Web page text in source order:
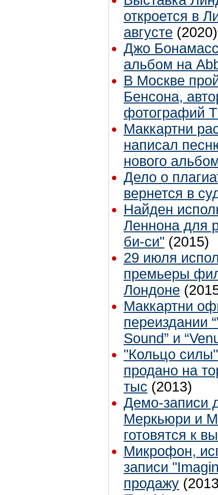
откроется в
августе (2020)
Джо
альбом на
В Москве
Бенсона,
фотографий
Маккартни
написал
нового
Дело о
вернется в
Найден
Леннона для
би-си" (2015)
29 июля
премьеры
Лондоне
Маккартни
переиздании
Sound” и
"Кольцо
продано на
тыс (2013)
Демо-записи
Меркьюри и
готовятся к
Микрофон,
записи
продажу